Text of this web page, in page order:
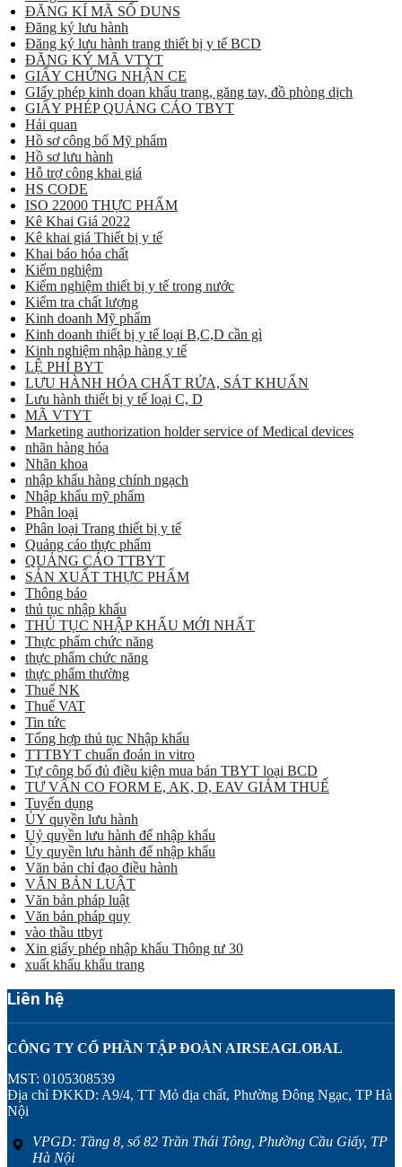
ĐĂNG KÍ MÃ SỐ DUNS
Đăng ký lưu hành
Đăng ký lưu hành trang thiết bị y tế BCD
ĐĂNG KÝ MÃ VTYT
GIẤY CHỨNG NHẬN CE
GIấy phép kinh doan khẩu trang, găng tay, đồ phòng dịch
GIẤY PHÉP QUẢNG CÁO TBYT
Hải quan
Hồ sơ công bố Mỹ phẩm
Hồ sơ lưu hành
Hỗ trợ công khai giá
HS CODE
ISO 22000 THỰC PHẨM
Kê Khai Giá 2022
Kê khai giá Thiết bị y tế
Khai báo hóa chất
Kiểm nghiệm
Kiểm nghiệm thiết bị y tế trong nước
Kiểm tra chất lượng
Kinh doanh Mỹ phẩm
Kinh doanh thiết bị y tế loại B,C,D cần gì
Kinh nghiệm nhập hàng y tế
LỆ PHÍ BYT
LƯU HÀNH HÓA CHẤT RỬA, SÁT KHUẨN
Lưu hành thiết bị y tế loại C, D
MÃ VTYT
Marketing authorization holder service of Medical devices
nhãn hàng hóa
Nhãn khoa
nhập khẩu hàng chính ngạch
Nhập khẩu mỹ phẩm
Phân loại
Phân loại Trang thiết bị y tế
Quảng cáo thực phẩm
QUẢNG CÁO TTBYT
SẢN XUẤT THỰC PHẨM
Thông báo
thủ tục nhập khẩu
THỦ TỤC NHẬP KHẨU MỚI NHẤT
Thực phẩm chức năng
thực phẩm chức năng
thực phẩm thường
Thuế NK
Thuế VAT
Tin tức
Tổng hợp thủ tục Nhập khẩu
TTTBYT chuẩn đoán in vitro
Tự công bố đủ điều kiện mua bán TBYT loại BCD
TƯ VẤN CO FORM E, AK, D, EAV GIẢM THUẾ
Tuyển dụng
ỦY quyền lưu hành
Uỷ quyền lưu hành để nhập khẩu
Ủy quyền lưu hành để nhập khẩu
Văn bản chỉ đạo điều hành
VĂN BẢN LUẬT
Văn bản pháp luật
Văn bản pháp quy
vào thầu ttbyt
Xin giấy phép nhập khẩu Thông tư 30
xuất khẩu khẩu trang
Liên hệ
CÔNG TY CỔ PHẦN TẬP ĐOÀN AIRSEAGLOBAL
MST: 0105308539
Địa chỉ ĐKKD: A9/4, TT Mỏ địa chất, Phường Đông Ngạc, TP Hà
Nội
VPGD: Tầng 8, số 82 Trần Thái Tông, Phường Cầu Giấy, TP
Hà Nội